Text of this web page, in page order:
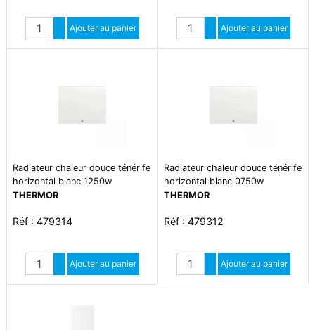
Quantité
Augmenter quantité
Diminuer quantité
Ajouter au panier Quantité
Augmenter quantité
Diminuer quantité
Ajouter au panier
Radiateur chaleur douce ténérife
horizontal blanc 1250w
THERMOR
Réf : 479314
Quantité
Augmenter quantité
Diminuer quantité
Ajouter au panier
Radiateur chaleur douce ténérife
horizontal blanc 0750w
THERMOR
Réf : 479312
Quantité
Augmenter quantité
Diminuer quantité
Ajouter au panier